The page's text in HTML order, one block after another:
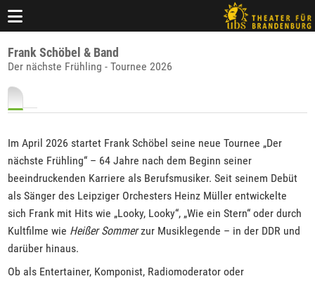
Frank Schöbel & Band
Der nächste Frühling - Tournee 2026
Im April 2026 startet Frank Schöbel seine neue Tournee „Der
nächste Frühling“ – 64 Jahre nach dem Beginn seiner
beeindruckenden Karriere als Berufsmusiker. Seit seinem Debüt
als Sänger des Leipziger Orchesters Heinz Müller entwickelte
sich Frank mit Hits wie „Looky, Looky“, „Wie ein Stern“ oder durch
Kultfilme wie Heißer Sommerzur Musiklegende – in der DDR und
darüber hinaus.
Ob als Entertainer, Komponist, Radiomoderator oder